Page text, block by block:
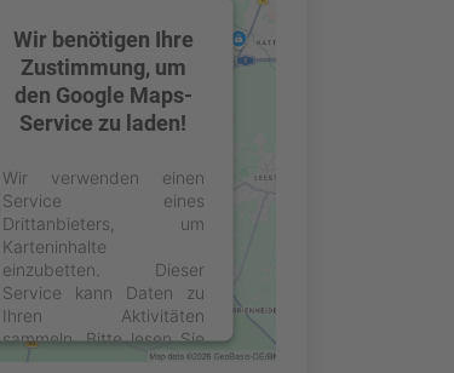
Wir benötigen Ihre
Zustimmung, um
den Google Maps-
Service zu laden!
Wir verwenden einen
Service eines
Drittanbieters, um
Karteninhalte
einzubetten. Dieser
Service kann Daten zu
Ihren Aktivitäten
sammeln. Bitte lesen Sie
die Details durch und